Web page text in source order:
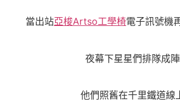
當出站亞梭Artso工學椅電子訊號機
夜幕下星星們排隊成陣
他們照舊在千里鐵道線